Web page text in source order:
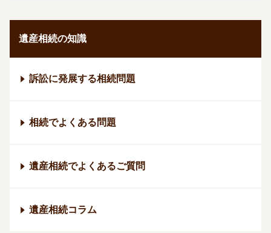
遺産相続の知識
訴訟に発展する相続問題
相続でよくある問題
遺産相続でよくあるご質問
遺産相続コラム